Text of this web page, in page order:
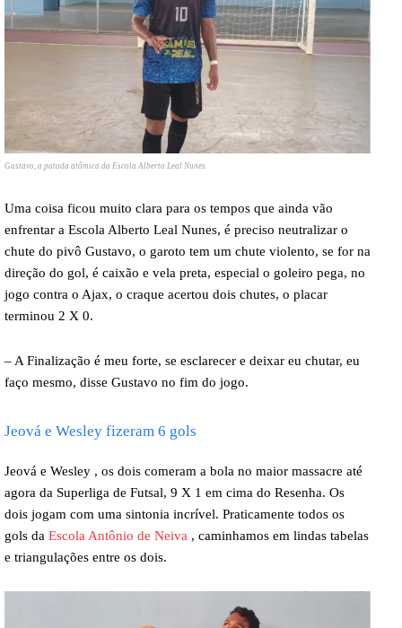
Gustavo, a patada atômica da Escola Alberto Leal Nunes
Uma coisa ficou muito clara para os tempos que ainda vão
enfrentar a Escola Alberto Leal Nunes, é preciso neutralizar o
chute do pivô Gustavo, o garoto tem um chute violento, se for na
direção do gol, é caixão e vela preta, especial o goleiro pega, no
jogo contra o Ajax, o craque acertou dois chutes, o placar
terminou 2 X 0.
– A Finalização é meu forte, se esclarecer e deixar eu chutar, eu
faço mesmo, disse Gustavo no fim do jogo.
Jeová e Wesley fizeram 6 gols
Jeová e Wesley , os dois comeram a bola no maior massacre até
agora da Superliga de Futsal, 9 X 1 em cima do Resenha. Os
dois jogam com uma sintonia incrível. Praticamente todos os
gols da Escola Antônio de Neiva , caminhamos em lindas tabelas
e triangulações entre os dois.